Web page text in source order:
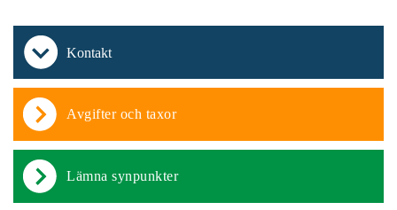
Kontakt
Avgifter och taxor
Lämna synpunkter